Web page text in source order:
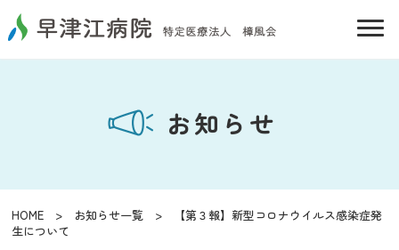
お知らせ
HOME > お知らせ一覧 > 【第３報】新型コロナウイルス感染症発
生について